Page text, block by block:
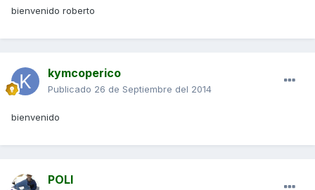
bienvenido roberto
kymcoperico
Publicado 26 de Septiembre del 2014
bienvenido
POLI